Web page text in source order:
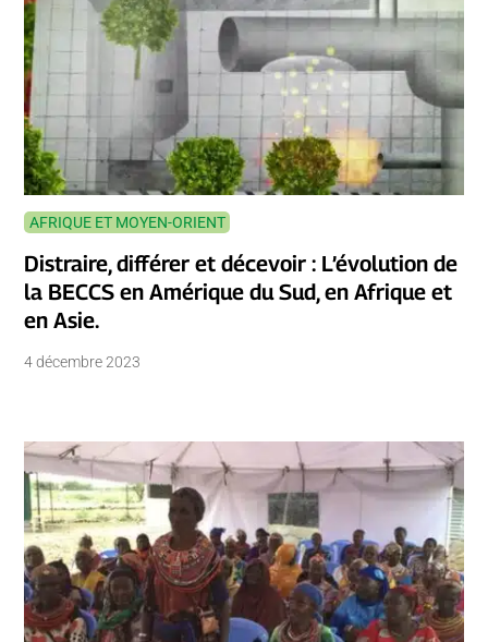
AFRIQUE ET MOYEN-ORIENT
Distraire, différer et décevoir : L’évolution de
la BECCS en Amérique du Sud, en Afrique et
en Asie.
4 décembre 2023